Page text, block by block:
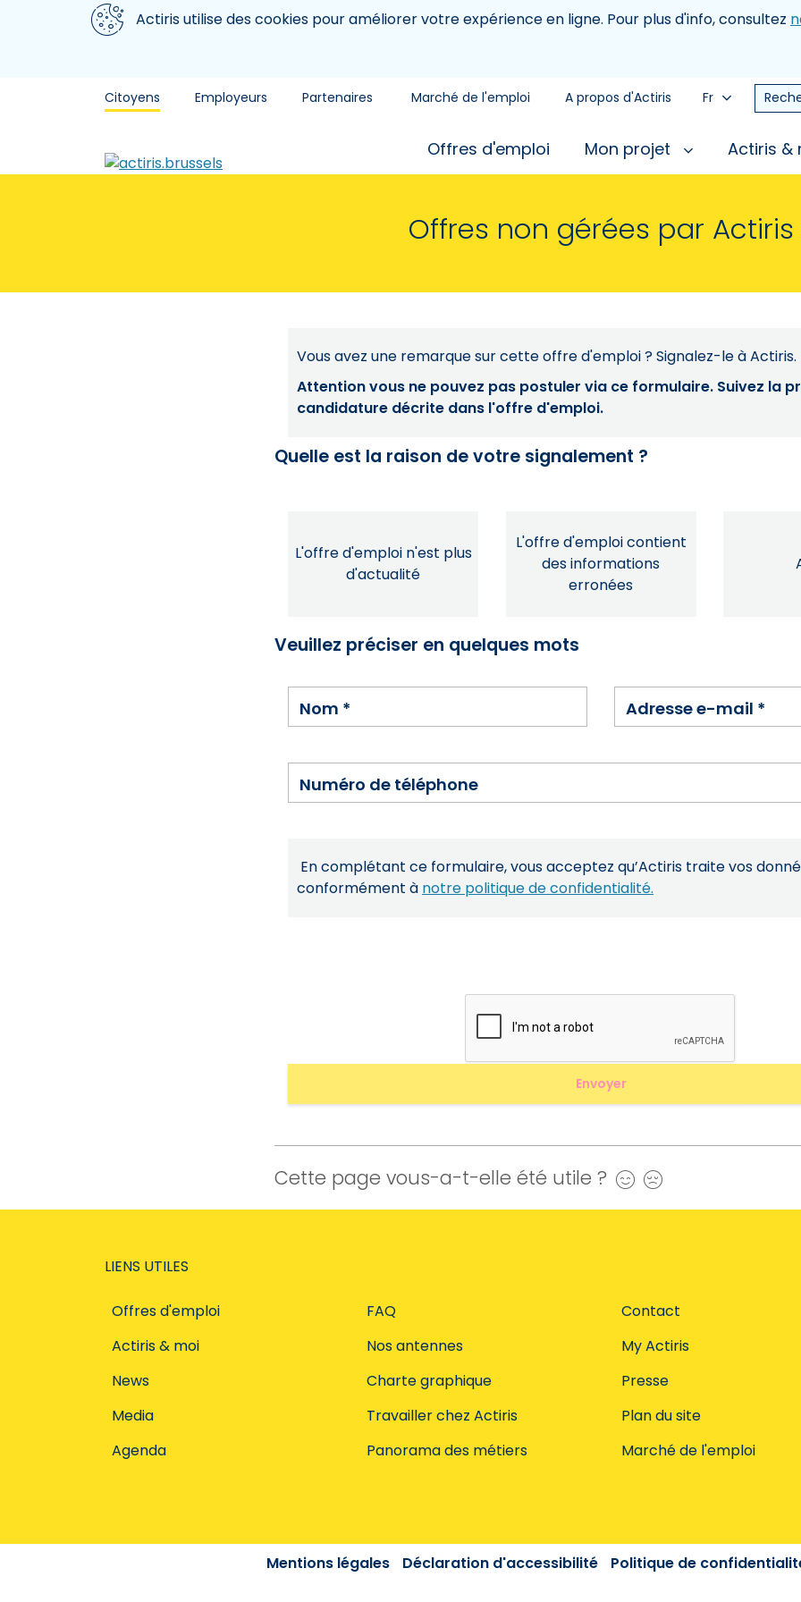
Aller au contenu principal
Nous utilisons des cookiesActiris utilise des cookies pour améliorer votre expérience en ligne. Pour plus d'info, consultez
Citoyens Employeurs Partenaires Marché de l'emploi A propos d'Actiris Fr
Offres d'emploi Mon projet Actiris
Offres non gérées par Actiris
Vous avez une remarque sur cette offre d'emploi ? Signalez-le à Actiris.
Attention vous ne pouvez pas postuler via ce formulaire. Suivez la
candidature décrite dans l'offre d'emploi.
Quelle est la raison de votre signalement ?
L'offre d'emploi n'est plus
d'actualité
L'offre d'emploi contient
des informations
erronées
Veuillez préciser en quelques mots
Nom * Adresse e-mail *
Numéro de téléphone
En complétant ce formulaire, vous acceptez qu’Actiris traite vos
conformément à notre politique de confidentialité.
Cette page vous-a-t-elle été utile ? Oui
LIENS UTILES
Offres d'emploi
Actiris & moi
News
Media
Agenda
FAQ
Nos antennes
Charte graphique
Travailler chez Actiris
Panorama des métiers
Contact
My Actiris
Presse
Plan du site
Marché de l'emploi
Mentions légales Déclaration d'accessibilité Politique de